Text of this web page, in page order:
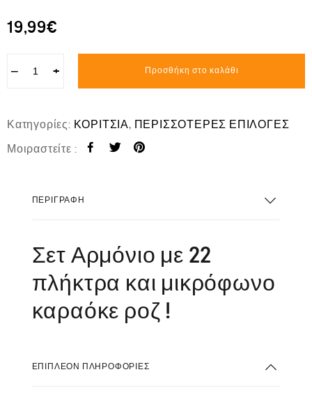
19,99€
− + Προσθήκη στο καλάθι
Κατηγορίες: ΚΟΡΙΤΣΙΑ, ΠΕΡΙΣΣΟΤΕΡΕΣ ΕΠΙΛΟΓΕΣ
Μοιραστείτε :
ΠΕΡΙΓΡΑΦΉ
Σετ Αρμόνιο με 22
πλήκτρα και μικρόφωνο
καραόκε ροζ !
ΕΠΙΠΛΈΟΝ ΠΛΗΡΟΦΟΡΊΕΣ